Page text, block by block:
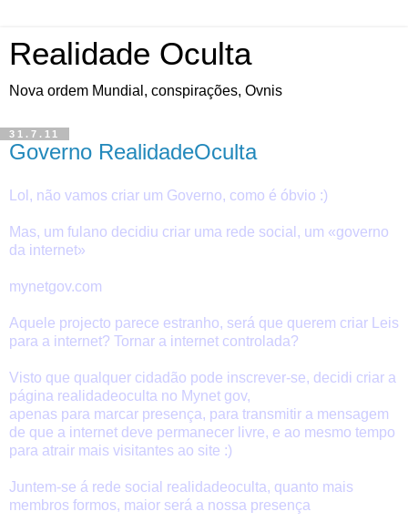
Realidade Oculta
Nova ordem Mundial, conspirações, Ovnis
31.7.11
Governo RealidadeOculta
Lol, não vamos criar um Governo, como é óbvio :)
Mas, um fulano decidiu criar uma rede social, um «governo
da internet»
mynetgov.com
Aquele projecto parece estranho, será que querem criar Leis
para a internet? Tornar a internet controlada?
Visto que qualquer cidadão pode inscrever-se, decidi criar a
página realidadeoculta no Mynet gov,
apenas para marcar presença, para transmitir a mensagem
de que a internet deve permanecer livre, e ao mesmo tempo
para atrair mais visitantes ao site :)
Juntem-se á rede social realidadeoculta, quanto mais
membros formos, maior será a nossa presença